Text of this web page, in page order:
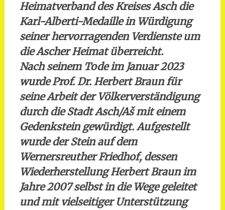
Heimatverband des Kreises Asch die
Karl-Alberti-Medaille in Würdigung
seiner hervorragenden Verdienste um
die Ascher Heimat überreicht.
Nach seinem Tode im Januar 2023
wurde Prof. Dr. Herbert Braun für
seine Arbeit der Völkerverständigung
durch die Stadt Asch/Aš mit einem
Gedenkstein gewürdigt. Aufgestellt
wurde der Stein auf dem
Wernersreuther Friedhof, dessen
Wiederherstellung Herbert Braun im
Jahre 2007 selbst in die Wege geleitet
und mit vielseitiger Unterstützung